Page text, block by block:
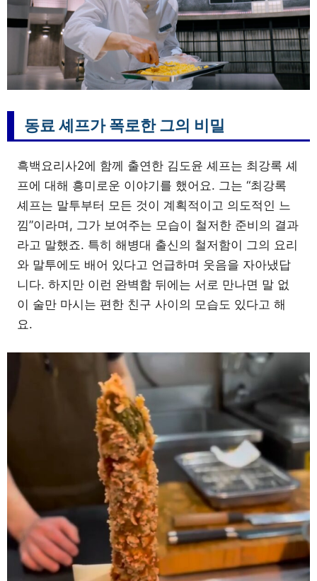
동료 셰프가 폭로한 그의 비밀
흑백요리사2에 함께 출연한 김도윤 셰프는 최강록 셰
프에 대해 흥미로운 이야기를 했어요. 그는 “최강록
셰프는 말투부터 모든 것이 계획적이고 의도적인 느
낌”이라며, 그가 보여주는 모습이 철저한 준비의 결과
라고 말했죠. 특히 해병대 출신의 철저함이 그의 요리
와 말투에도 배어 있다고 언급하며 웃음을 자아냈답
니다. 하지만 이런 완벽함 뒤에는 서로 만나면 말 없
이 술만 마시는 편한 친구 사이의 모습도 있다고 해
요.